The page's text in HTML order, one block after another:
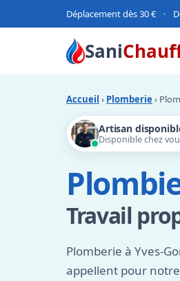
Déplacement dès 30 € •
Sani
Accueil › Plomberie ›
Artisan
Disponible chez
Travail
Plomberie à Yves-
appellent pour